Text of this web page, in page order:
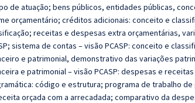
de atuação; bens públicos, entidades públicas,
orçamentário; créditos adicionais: conceito e
receitas e despesas extra orçamentárias,
sistema de contas – visão PCASP: conceito e
e patrimonial, demonstrativo das variações
e patrimonial – visão PCASP: despesas e
código e estrutura; programa de trabalho
orçada com a arrecadada; comparativo da